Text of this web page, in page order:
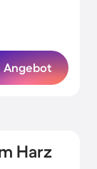
Angebot
Harz